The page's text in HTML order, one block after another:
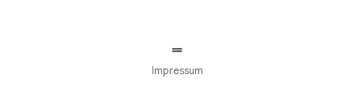
Impressum